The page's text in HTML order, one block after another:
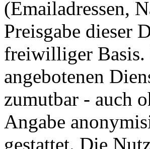
(Emailadressen,
Preisgabe dieser
freiwilliger Basis.
angebotenen
zumutbar - auch
Angabe
gestattet. Die